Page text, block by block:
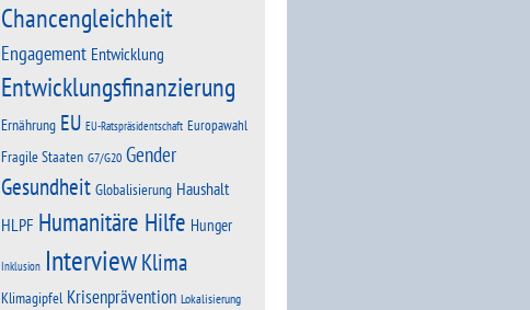
Chancengleichheit
Engagement Entwicklung
Entwicklungsfinanzierung
Ernährung EU EU-Ratspräsidentschaft Europawahl
Fragile Staaten G7/G20 Gender
Gesundheit Globalisierung Haushalt
HLPF Humanitäre Hilfe Hunger
Inklusion Interview Klima
Klimagipfel Krisenprävention Lokalisierung